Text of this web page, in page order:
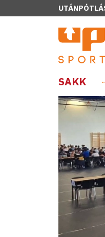
SAKK